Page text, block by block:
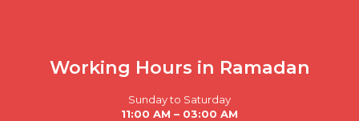
Working Hours in Ramadan
Sunday to Saturday
11:00 AM – 03:00 AM